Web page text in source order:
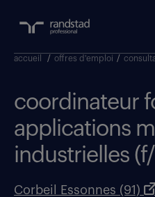
accueil / offres d'emploi /
coordinateur
applications
industrielles
Corbeil Essonnes (91)